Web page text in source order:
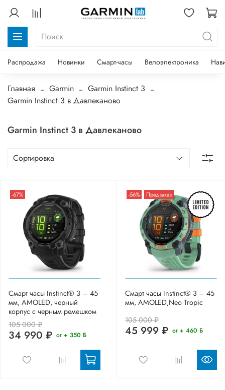
Распродажа Новинки Смарт-часы Велоэлектроника
Главная Garmin
Garmin Instinct 3
Garmin Instinct 3 в Давлеканово
Garmin Instinct 3 в Давлеканово
-67%
Смарт часы Instinct® 3 – 45
мм, AMOLED, черный
корпус с черным ремешком
105 000 ₽
34 990 ₽ от + 350 Б
-56% Предзаказ
Смарт часы Instinct® 3 – 45
мм, AMOLED,Neo Tropic
105 000 ₽
45 999 ₽ от + 460 Б